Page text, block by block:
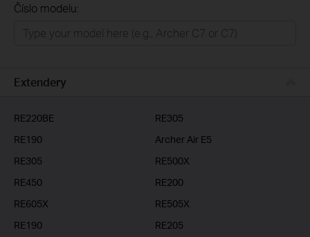
Business
Číslo modelu:
Extendery
RE220BE
RE305
RE190
Archer Air E5
RE305
RE500X
RE450
RE200
RE605X
RE505X
RE190
RE205